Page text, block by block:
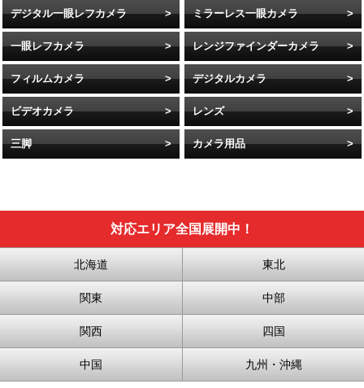
デジタル一眼レフカメラ ミラーレス一眼カメラ
一眼レフカメラ レンジファインダーカメラ
フィルムカメラ デジタルカメラ
ビデオカメラ レンズ
三脚 カメラ用品
対応エリア全国展開中！
北海道 東北
関東 中部
関西 四国
中国 九州・沖縄